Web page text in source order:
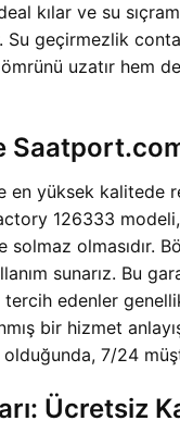
kılar ve su
geçirmezlik
uzatır hem
yüksek kalitede
126333
olmasıdır.
sunarız. Bu
tercih edenler
bir hizmet
7/24
Ücretsiz